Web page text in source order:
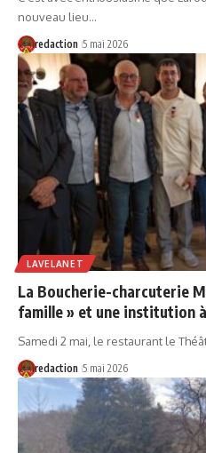
nouveau lieu…
redaction 5 mai 2026
LAVELANET
La Boucherie-charcuterie
famille » et une institution
Samedi 2 mai, le restaurant le
redaction 5 mai 2026